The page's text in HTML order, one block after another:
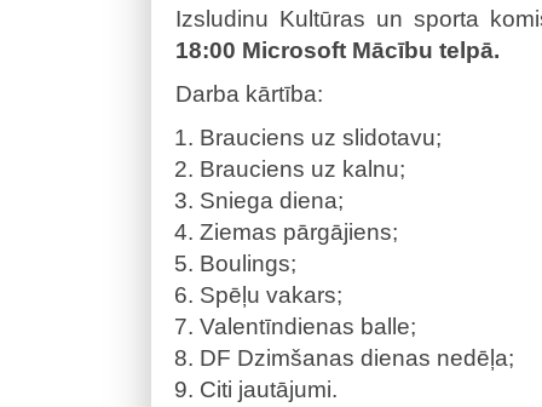
Izsludinu Kultūras un sporta
18:00 Microsoft Mācību telpā.
Darba kārtība:
Brauciens uz slidotavu;
Brauciens uz kalnu;
Sniega diena;
Ziemas pārgājiens;
Boulings;
Spēļu vakars;
Valentīndienas balle;
DF Dzimšanas dienas nedēļa;
Citi jautājumi.